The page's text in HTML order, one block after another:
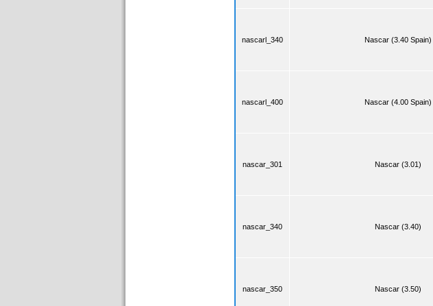
nascarl_340 Nascar (3.40 Spain)
nascarl_400 Nascar (4.00 Spain)
nascar_301 Nascar (3.01)
nascar_340 Nascar (3.40)
nascar_350 Nascar (3.50)